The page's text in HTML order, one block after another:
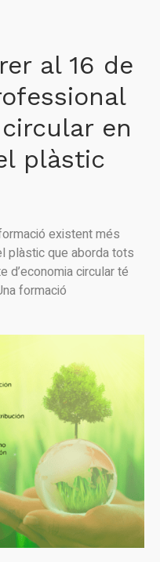
al 16 de
en
plàstic
existent més
plàstic que aborda tots
circular té
formació